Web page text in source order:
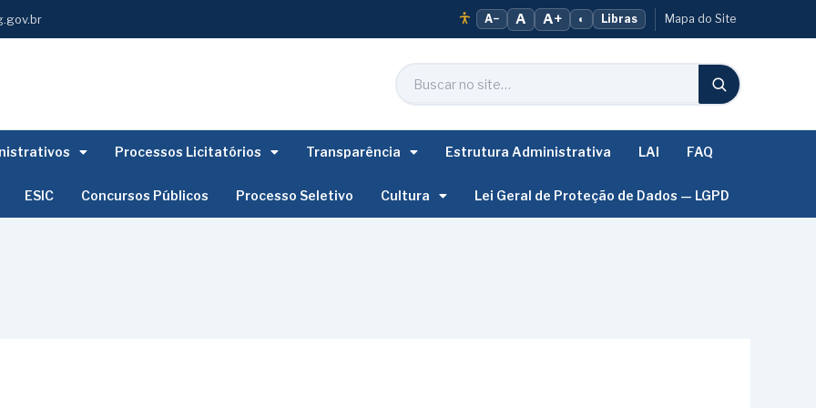
A− A A+ ◐ Libras Mapa do Site
Processos Licitatórios Transparência Estrutura Administrativa LAI FAQ
ESIC Concursos Públicos Processo Seletivo Cultura Lei Geral de Proteção de Dados — LGPD